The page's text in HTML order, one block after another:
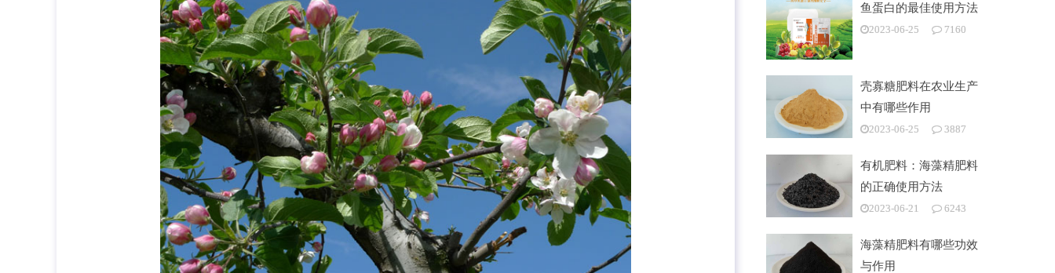
鱼蛋白的最佳使用方法
2023-06-25 7160
壳寡糖肥料在农业生产
中有哪些作用
2023-06-25 3887
有机肥料：海藻精肥料
的正确使用方法
2023-06-21 6243
海藻精肥料有哪些功效
与作用